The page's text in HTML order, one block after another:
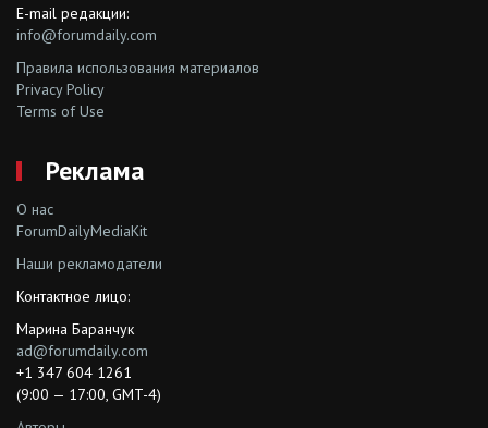
E-mail редакции:
info@forumdaily.com
Правила использования материалов
Privacy Policy
Terms of Use
Реклама
О нас
ForumDailyMediaKit
Наши рекламодатели
Контактное лицо:
Марина Баранчук
ad@forumdaily.com
+1 347 604 1261
(9:00 — 17:00, GMT-4)